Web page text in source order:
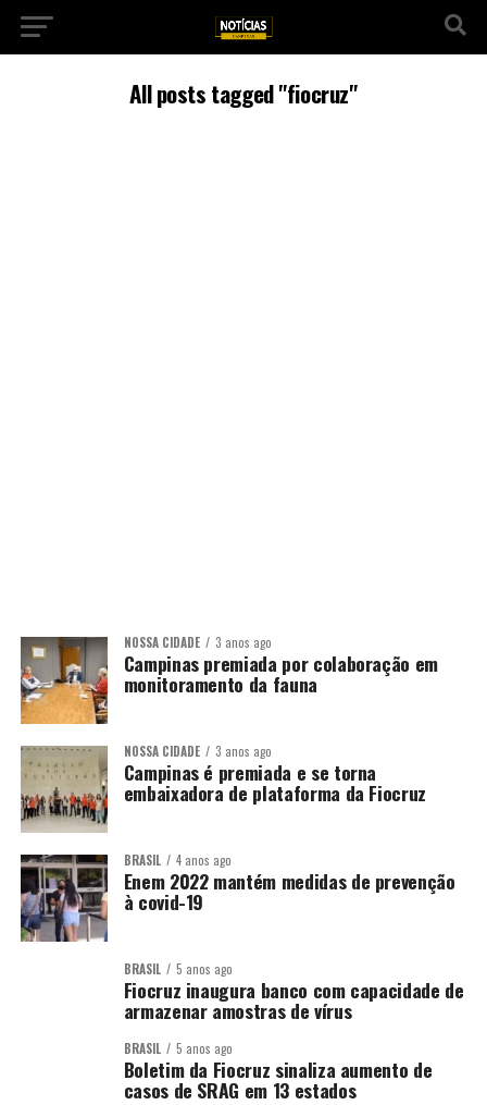
All posts tagged "fiocruz"
NOSSA CIDADE 3 anos ago
Campinas premiada por colaboração em
monitoramento da fauna
NOSSA CIDADE 3 anos ago
Campinas é premiada e se torna
embaixadora de plataforma da Fiocruz
BRASIL 4 anos ago
Enem 2022 mantém medidas de prevenção
à covid-19
BRASIL 5 anos ago
Fiocruz inaugura banco com capacidade de
armazenar amostras de vírus
BRASIL 5 anos ago
Boletim da Fiocruz sinaliza aumento de
casos de SRAG em 13 estados